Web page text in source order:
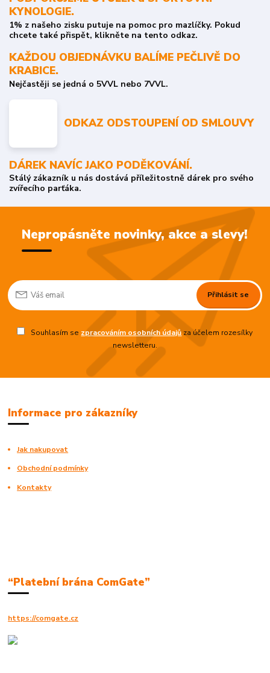
KYNOLOGIE.
1% z našeho zisku putuje na pomoc pro mazlíčky. Pokud
chcete také přispět, klikněte na tento odkaz.
KAŽDOU OBJEDNÁVKU BALÍME PEČLIVĚ DO
KRABICE.
Nejčastěji se jedná o 5VVL nebo 7VVL.
ODKAZ ODSTOUPENÍ OD SMLOUVY
DÁREK NAVÍC JAKO PODĚKOVÁNÍ.
Stálý zákazník u nás dostává příležitostně dárek pro svého
zvířecího parťáka.
Nepropásněte novinky, akce a slevy!
Přihlásit se
Souhlasím se zpracováním osobních údajůza účelem rozesílky
newsletteru.
Informace pro zákazníky
Jak nakupovat
Obchodní podmínky
Kontakty
“Platební brána ComGate”
https://comgate.cz